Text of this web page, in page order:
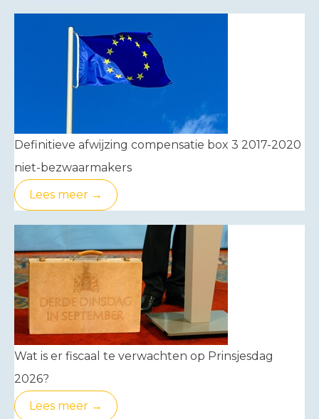
Definitieve afwijzing compensatie box 3 2017-2020
niet-bezwaarmakers
Lees meer →
Wat is er fiscaal te verwachten op Prinsjesdag
2026?
Lees meer →